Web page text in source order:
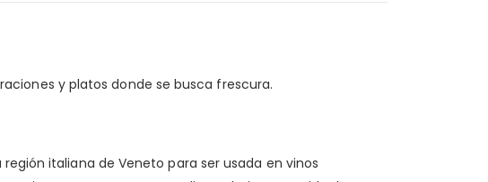
y platos donde se busca frescura.
italiana de Veneto para ser usada en vinos